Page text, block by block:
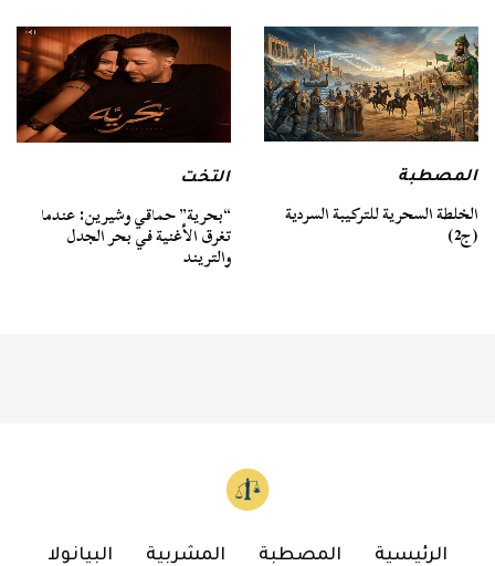
المصطبة
الخلطة السحرية للتركيبة السردية
(ج2)
التخت
“بحرية” حماقي وشيرين: عندما
تغرق الأغنية في بحر الجدل
والتريند
الرئيسية المصطبة المشربية البيانولا